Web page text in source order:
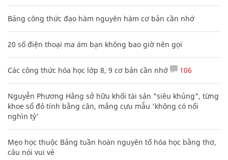
Bảng công thức đạo hàm nguyên hàm cơ bản cần nhớ
20 số điện thoại ma ám bạn không bao giờ nên gọi
Các công thức hóa học lớp 8, 9 cơ bản cần nhớ 106
Nguyễn Phương Hằng sở hữu khối tài sản "siêu khủng", từng
khoe sổ đỏ tính bằng cân, mắng cựu mẫu 'không có nổi
nghìn tỷ'
Mẹo học thuộc Bảng tuần hoàn nguyên tố hóa học bằng thơ,
câu nói vui vẻ